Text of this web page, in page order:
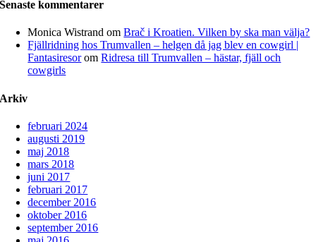
Senaste kommentarer
Monica Wistrand omBrač i Kroatien. Vilken by ska man välja?
Fjällridning hos Trumvallen – helgen då jag blev en cowgirl |
FantasiresoromRidresa till Trumvallen – hästar, fjäll och
cowgirls
Arkiv
februari 2024
augusti 2019
maj 2018
mars 2018
juni 2017
februari 2017
december 2016
oktober 2016
september 2016